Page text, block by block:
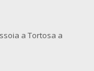
a Tortosa a